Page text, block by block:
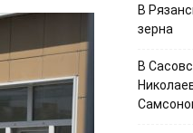
В
зерна
В